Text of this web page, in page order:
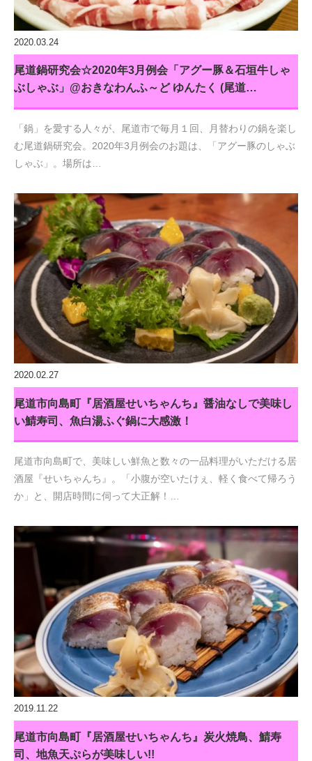
2020.03.24
尾道鍋研究会☆2020年3月例会「アグー豚＆石垣牛しゃ
ぶしゃぶ」@おきなわんふ～ど ゆんたく (尾道…
「鍋」を愛する人々が、尾道市で毎月１回、月替わりの鍋を楽し
む尾道鍋研究会。2020年3月例会のお題は、「アグー豚のしゃぶ
しゃぶ」。場所は…
2020.02.27
尾道市向島町『居酒屋せいちゃんち』醤油なしで美味し
い鯖寿司、魚白湯ふぐ鍋に大感激！
尾道市向島町で、美味しい鮮魚と数々の一品料理がいただける居
酒屋『せいちゃんち』。「小腹が空いたけぇ、軽く食べて帰ろう
か」と、開店時間に伺って大正解！…
2019.11.22
尾道市向島町『居酒屋せいちゃんち』炭火焼鳥、鯖寿
司、地魚天ぷらが美味しい!!